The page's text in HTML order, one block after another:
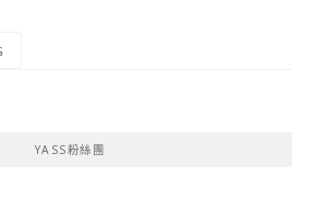
YASS粉絲團